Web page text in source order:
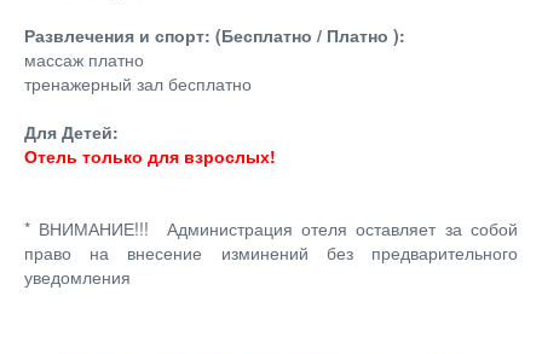
Развлечения и спорт: (Бесплатно / Платно ):
массаж платно
тренажерный зал бесплатно
Для Детей:
Отель только для взрослых!
* ВНИМАНИЕ!!! Администрация отеля оставляет за собой
право на внесение изминений без предварительного
уведомления